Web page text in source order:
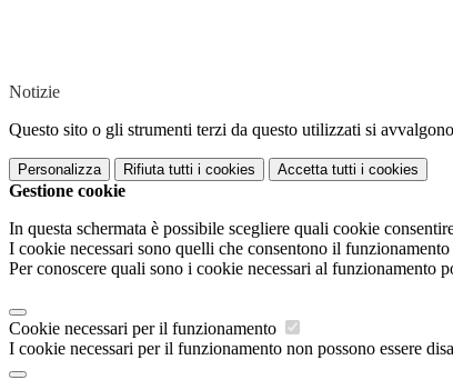
Notizie
Questo sito o gli strumenti terzi da questo utilizzati si
Personalizza Rifiuta tutti i cookies Accetta tutti i cookies
Gestione cookie
In questa schermata è possibile scegliere quali cookie
I cookie necessari sono quelli che consentono il
Per conoscere quali sono i cookie necessari al funzionamento
Cookie necessari per il funzionamento
I cookie necessari per il funzionamento non possono essere